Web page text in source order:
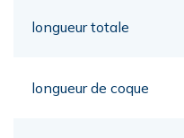
longueur totale
longueur de coque